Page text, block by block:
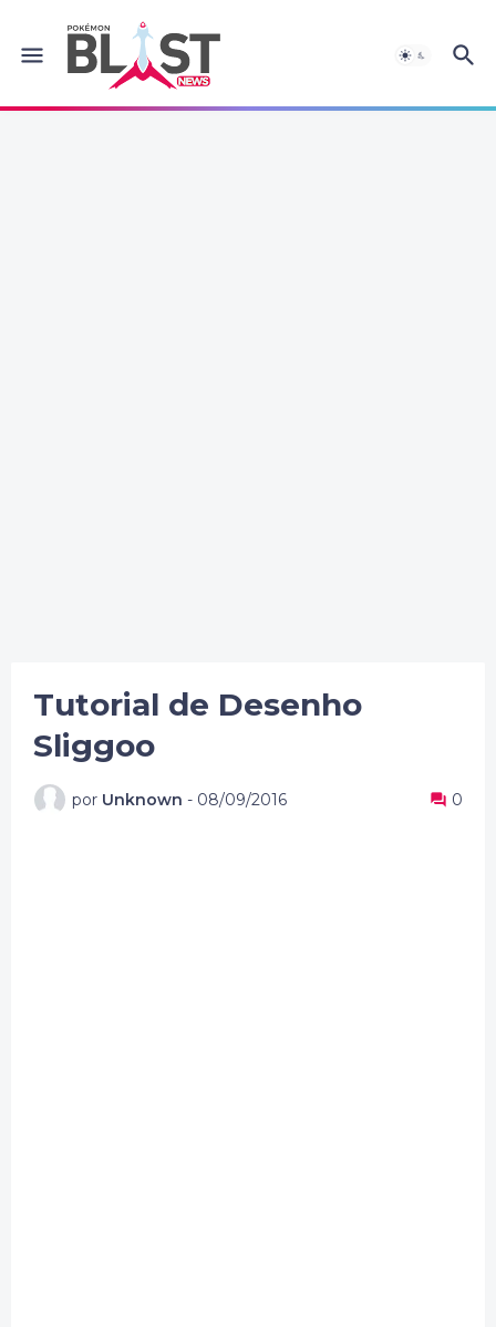
Tutorial de Desenho
Sliggoo
por Unknown - 08/09/2016 0